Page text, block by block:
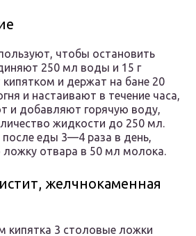
чтобы остановить
250 мл воды и 15 г
и держат на бане 20
и настаивают в течение часа,
и добавляют горячую воду,
жидкости до 250 мл.
еды 3—4 раза в день,
отвара в 50 мл молока.
желчнокаменная
кипятка 3 столовые ложки